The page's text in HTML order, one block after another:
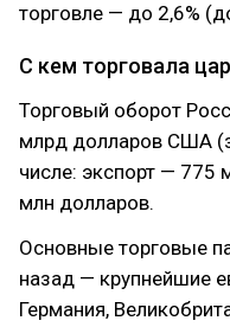
торговле — до 2,6%
С кем торговала
Торговый оборот
млрд долларов США
числе: экспорт — 775
млн долларов.
Основные торговые
назад — крупнейшие
Германия,